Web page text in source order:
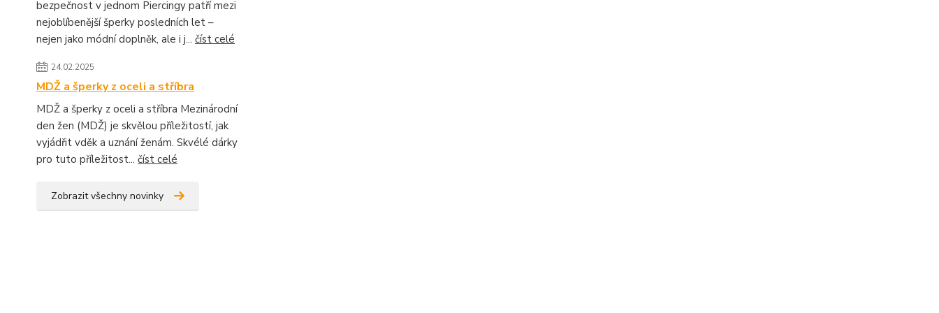
bezpečnost v jednom Piercingy patří mezi
nejoblíbenější šperky posledních let –
nejen jako módní doplněk, ale i j... číst celé
24.02.2025
MDŽ a šperky z oceli a stříbra
MDŽ a šperky z oceli a stříbra Mezinárodní
den žen (MDŽ) je skvělou příležitostí, jak
vyjádřit vděk a uznání ženám. Skvélé dárky
pro tuto příležitost... číst celé
Zobrazit všechny novinky